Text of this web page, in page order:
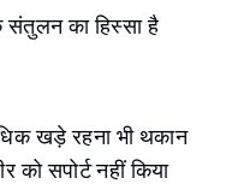
संतुलन का हिस्सा है
खड़े रहना भी थकान
सपोर्ट नहीं किया